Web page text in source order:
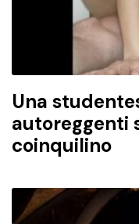
Una
autoreggenti
coinquilino